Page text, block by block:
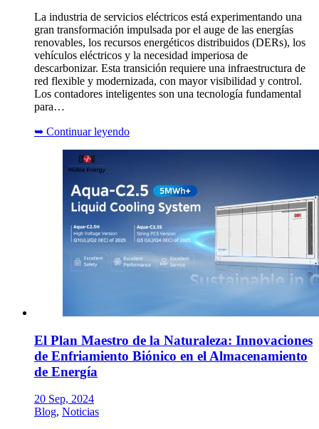
La industria de servicios eléctricos está experimentando una
gran transformación impulsada por el auge de las energías
renovables, los recursos energéticos distribuidos (DERs), los
vehículos eléctricos y la necesidad imperiosa de
descarbonizar. Esta transición requiere una infraestructura de
red flexible y modernizada, con mayor visibilidad y control.
Los contadores inteligentes son una tecnología fundamental
para…
➥ Continuar leyendo
El Plan Maestro de la Naturaleza: Innovaciones
de Enfriamiento Biónico en el Almacenamiento
de Energía
20 Sep, 2024
Blog, Noticias